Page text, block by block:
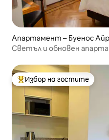
Апартамент – Буенос
Светъл и обновен
Най-популярен избор на
Избор на гостите